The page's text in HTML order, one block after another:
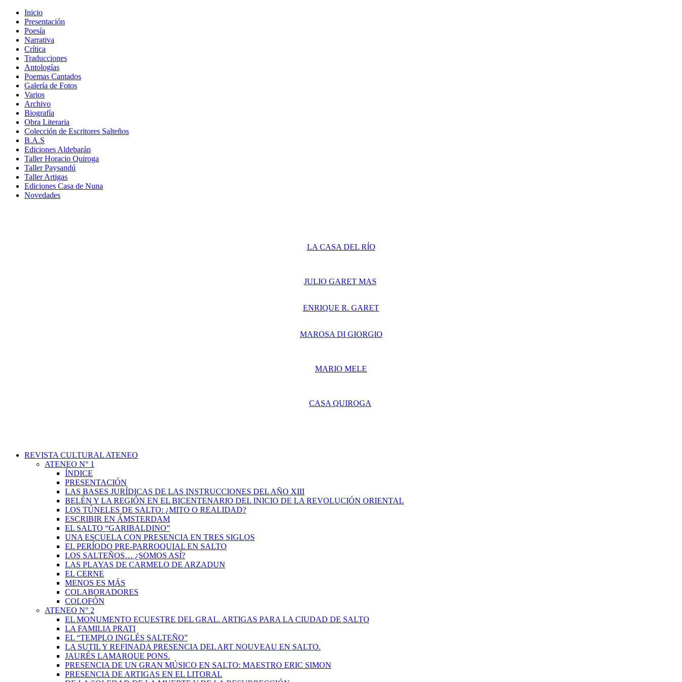
Inicio
Presentación
Poesía
Narrativa
Crítica
Traducciones
Antologías
Poemas Cantados
Galería de Fotos
Varios
Archivo
Biografía
Obra Literaria
Colección de Escritores Salteños
B.A.S
Ediciones Aldebarán
Taller Horacio Quiroga
Taller Paysandú
Taller Artigas
Ediciones Casa de Nuna
Novedades
LA CASA DEL RÍO
JULIO GARET MAS
ENRIQUE R. GARET
MAROSA DI GIORGIO
MARIO MELE
CASA QUIROGA
REVISTA CULTURAL ATENEO
ATENEO N° 1
ÍNDICE
PRESENTACIÓN
LAS BASES JURÍDICAS DE LAS INSTRUCCIONES DEL AÑO XIII
BELÉN Y LA REGIÓN EN EL BICENTENARIO DEL INICIO DE LA REVOLUCIÓN ORIENTAL
LOS TÚNELES DE SALTO: ¿MITO O REALIDAD?
ESCRIBIR EN ÁMSTERDAM
EL SALTO “GARIBALDINO”
UNA ESCUELA CON PRESENCIA EN TRES SIGLOS
EL PERÍODO PRE-PARROQUIAL EN SALTO
LOS SALTEÑOS… ¿SOMOS ASÍ?
LAS PLAYAS DE CARMELO DE ARZADUN
EL CERNE
MENOS ES MÁS
COLABORADORES
COLOFÓN
ATENEO N° 2
EL MONUMENTO ECUESTRE DEL GRAL. ARTIGAS PARA LA CIUDAD DE SALTO
LA FAMILIA PRATI
EL “TEMPLO INGLÉS SALTEÑO”
LA SUTIL Y REFINADA PRESENCIA DEL ART NOUVEAU EN SALTO.
JAURÉS LAMARQUE PONS.
PRESENCIA DE UN GRAN MÚSICO EN SALTO: MAESTRO ERIC SIMON
PRESENCIA DE ARTIGAS EN EL LITORAL